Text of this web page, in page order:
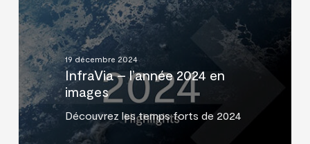
2024
en
images
19 décembre 2024
InfraVia – l’année 2024 en
images
Découvrez les temps forts de 2024